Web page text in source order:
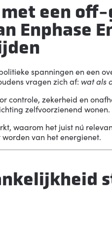
een
Enphase
spanningen en een
vragen zich af: wat als
controle, zekerheid en
zelfvoorzienend wonen.
waarom het juist nú
van het energienet.